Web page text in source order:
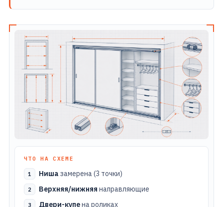
ЧТО НА СХЕМЕ
Ниша замерена (3 точки)
Верхняя/нижняя направляющие
Двери-купена роликах